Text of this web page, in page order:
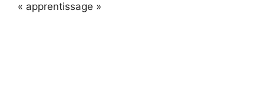
« apprentissage »